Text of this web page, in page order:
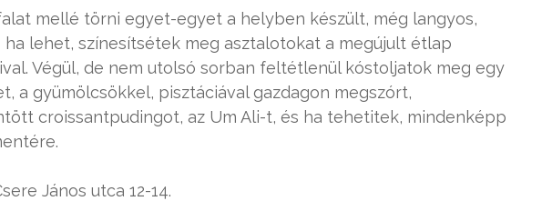
mellé törni egyet-egyet a helyben készült, még langyos,
lehet, színesítsétek meg asztalotokat a megújult étlap
Végül, de nem utolsó sorban feltétlenül kóstoljatok meg egy
a gyümölcsökkel, pisztáciával gazdagon megszórt,
croissantpudingot, az Um Ali-t, és ha tehetitek, mindenképp
János utca 12-14.